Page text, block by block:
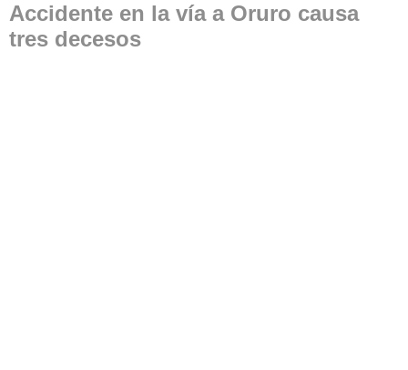
Accidente en la vía a Oruro causa
tres decesos